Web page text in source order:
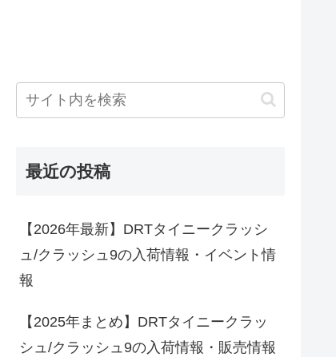
最近の投稿
【2026年最新】DRTタイニークラッシ
ュ/クラッシュ9の入荷情報・イベント情
報
【2025年まとめ】DRTタイニークラッ
シュ/クラッシュ9の入荷情報・販売情報